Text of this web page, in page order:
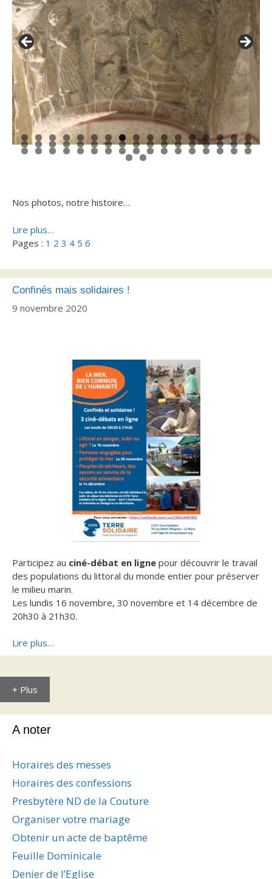
0 1 2 3 4 5 6 7
8 9 0 1 2 3 4 5 6 7 8 9 0 1 2 3 4
5 6 7 8 9 0 1 2 3 4 5 6 7 8 9 0 1
2 3
Nos photos, notre histoire…
Lire plus…
Pages : 1 2 3 4 5 6
Confinés mais solidaires !
9 novembre 2020
Participez au ciné-débat en ligne pour découvrir le travail
des populations du littoral du monde entier pour préserver
le milieu marin.
Les lundis 16 novembre, 30 novembre et 14 décembre de
20h30 à 21h30.
Lire plus…
+ Plus
A noter
Horaires des messes
Horaires des confessions
Presbytère ND de la Couture
Organiser votre mariage
Obtenir un acte de baptême
Feuille Dominicale
Denier de l’Eglise